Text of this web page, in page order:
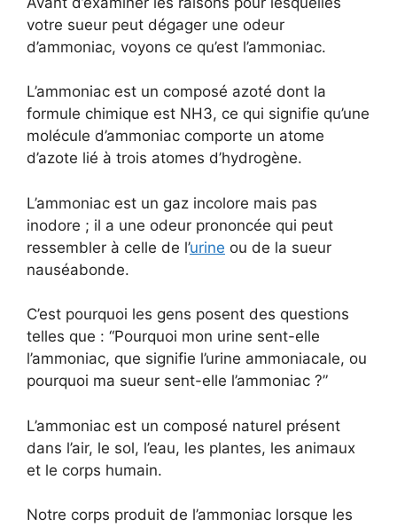
votre sueur peut dégager une odeur
d’ammoniac, voyons ce qu’est l’ammoniac.
L’ammoniac est un composé azoté dont la
formule chimique est NH3, ce qui signifie qu’une
molécule d’ammoniac comporte un atome
d’azote lié à trois atomes d’hydrogène.
L’ammoniac est un gaz incolore mais pas
inodore ; il a une odeur prononcée qui peut
ressembler à celle de l’urine ou de la sueur
nauséabonde.
C’est pourquoi les gens posent des questions
telles que : “Pourquoi mon urine sent-elle
l’ammoniac, que signifie l’urine ammoniacale, ou
pourquoi ma sueur sent-elle l’ammoniac ?”
L’ammoniac est un composé naturel présent
dans l’air, le sol, l’eau, les plantes, les animaux
et le corps humain.
Notre corps produit de l’ammoniac lorsque les